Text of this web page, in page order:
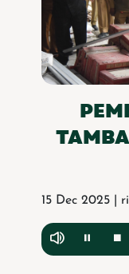
15 Dec 2025 |